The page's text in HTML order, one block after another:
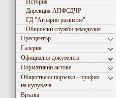
История
Дирекция АПФСДЧР
ГД "Аграрно развитие"
Общински служби земеделие
Пресцентър
Галерия
Официални документи
Нормативни актове
Обществени поръчки - профил
на купувача
Връзка